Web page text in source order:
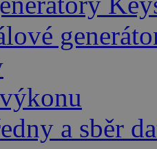
a sběr